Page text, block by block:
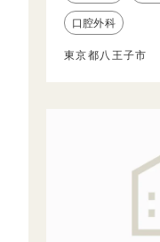
口腔外科
東京都八王子市